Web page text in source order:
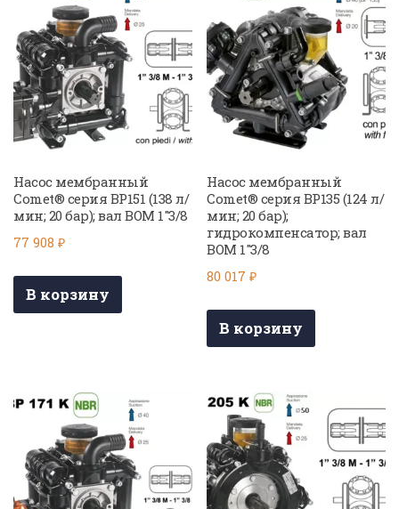
Насос мембранный
Comet® серия BP151 (138 л/
мин; 20 бар); вал ВОМ 1″3/8
77 908 ₽
В корзину
Насос мембранный
Comet® серия BP135 (124 л/
мин; 20 бар);
гидрокомпенсатор; вал
ВОМ 1″3/8
80 017₽
В корзину